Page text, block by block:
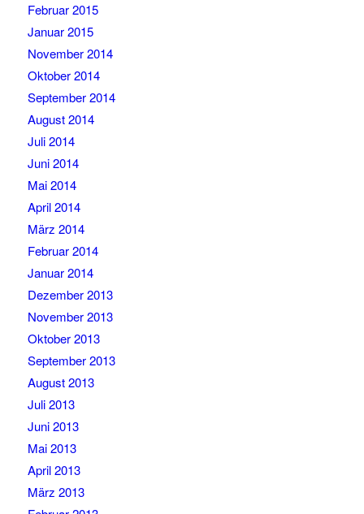
Februar 2015
Januar 2015
November 2014
Oktober 2014
September 2014
August 2014
Juli 2014
Juni 2014
Mai 2014
April 2014
März 2014
Februar 2014
Januar 2014
Dezember 2013
November 2013
Oktober 2013
September 2013
August 2013
Juli 2013
Juni 2013
Mai 2013
April 2013
März 2013